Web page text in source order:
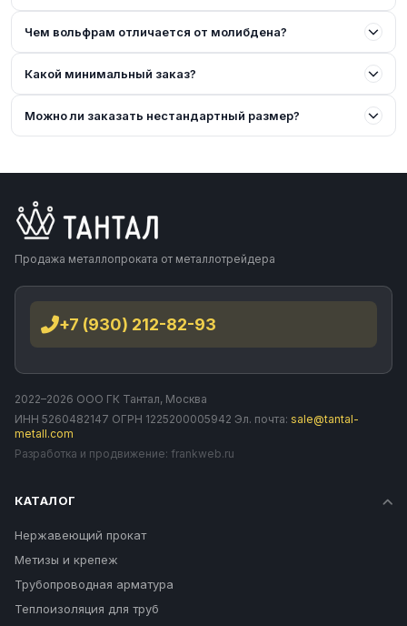
Чем вольфрам отличается от молибдена?
Какой минимальный заказ?
Можно ли заказать нестандартный размер?
Продажа металлопроката от металлотрейдера
+7 (930) 212-82-93
2022–2026 ООО ГК Тантал, Москва
ИНН 5260482147 ОГРН 1225200005942 Эл. почта: sale@tantal-
metall.com
Разработка и продвижение: frankweb.ru
КАТАЛОГ
Нержавеющий прокат
Метизы и крепеж
Трубопроводная арматура
Теплоизоляция для труб